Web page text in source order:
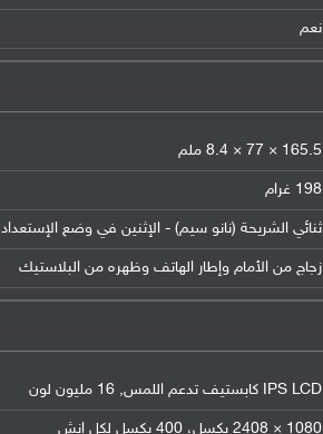
نعم
165.5 × 77 × 8.4 ملم
198 غرام
ثنائي الشريحة (نانو سيم) - الإثنين في وضع الإستعداد
زجاج من الأمام وإطار الهاتف وظهره من البلاستيك
IPS LCD كابستيف تدعم اللمس, 16 مليون لون
1080 × 2408 بكسل، 400 بكسل لكل إنش